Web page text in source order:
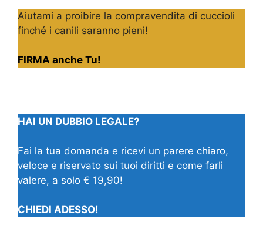
Aiutami a proibire la compravendita di cuccioli
finché i canili saranno pieni!
FIRMA anche Tu!
HAI UN DUBBIO LEGALE?
Fai la tua domanda e ricevi un parere chiaro,
veloce e riservato sui tuoi diritti e come farli
valere, a solo € 19,90!
CHIEDI ADESSO!